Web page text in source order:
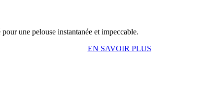
une pelouse instantanée et impeccable.
EN SAVOIR PLUS